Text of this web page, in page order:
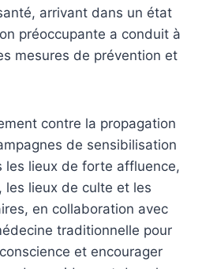
arrivant dans un état
préoccupante a conduit à
mesures de prévention et
contre la propagation
de sensibilisation
les lieux de forte affluence,
les lieux de culte et les
en collaboration avec
traditionnelle pour
et encourager